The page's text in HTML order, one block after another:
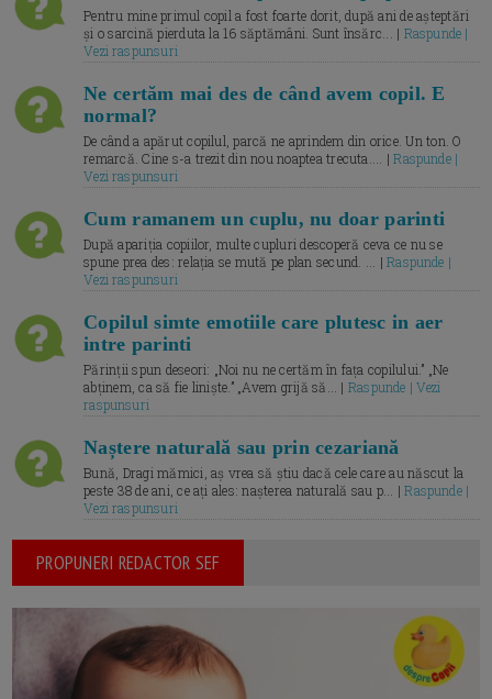
Pentru mine primul copil a fost foarte dorit, după ani de așteptări
și o sarcină pierduta la 16 săptămâni. Sunt însărc... | Raspunde |
Vezi raspunsuri
Ne certăm mai des de când avem copil. E
normal?
De când a apărut copilul, parcă ne aprindem din orice. Un ton. O
remarcă. Cine s-a trezit din nou noaptea trecuta.... |Raspunde |
Vezi raspunsuri
Cum ramanem un cuplu, nu doar parinti
După apariția copiilor, multe cupluri descoperă ceva ce nu se
spune prea des: relația se mută pe plan secund. ... |Raspunde |
Vezi raspunsuri
Copilul simte emotiile care plutesc in aer
intre parinti
Părinții spun deseori: „Noi nu ne certăm în fața copilului.” „Ne
abținem, ca să fie liniște.” „Avem grijă să... | Raspunde | Vezi
raspunsuri
Naștere naturală sau prin cezariană
Bună, Dragi mămici, aș vrea să știu dacă cele care au născut la
peste 38 de ani, ce ați ales: nașterea naturală sau p... |Raspunde |
Vezi raspunsuri
PROPUNERI REDACTOR SEF